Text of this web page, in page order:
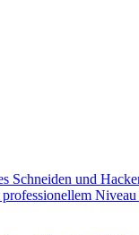
Schneiden und
Niveau